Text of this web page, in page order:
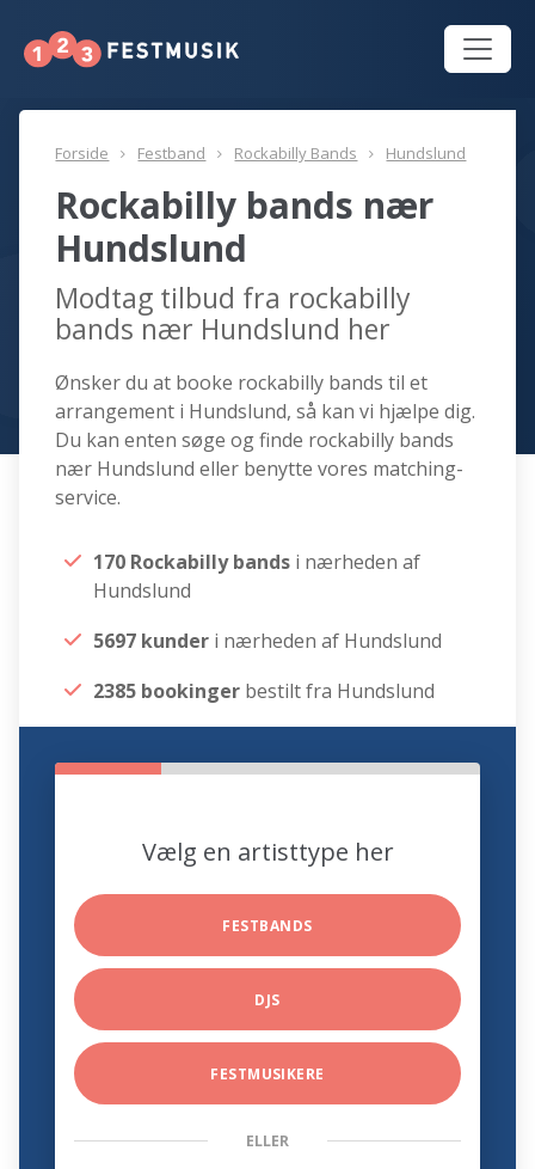
Forside Festband Rockabilly Bands Hundslund
Rockabilly bands nær
Hundslund
Modtag tilbud fra rockabilly
bands nær Hundslund her
Ønsker du at booke rockabilly bands til et
arrangement i Hundslund, så kan vi hjælpe dig.
Du kan enten søge og finde rockabilly bands
nær Hundslund eller benytte vores matching-
service.
170 Rockabilly bands i nærheden af
Hundslund
5697 kunder i nærheden af Hundslund
2385 bookinger bestilt fra Hundslund
Vælg en artisttype her
FESTBANDS
DJS
FESTMUSIKERE
ELLER